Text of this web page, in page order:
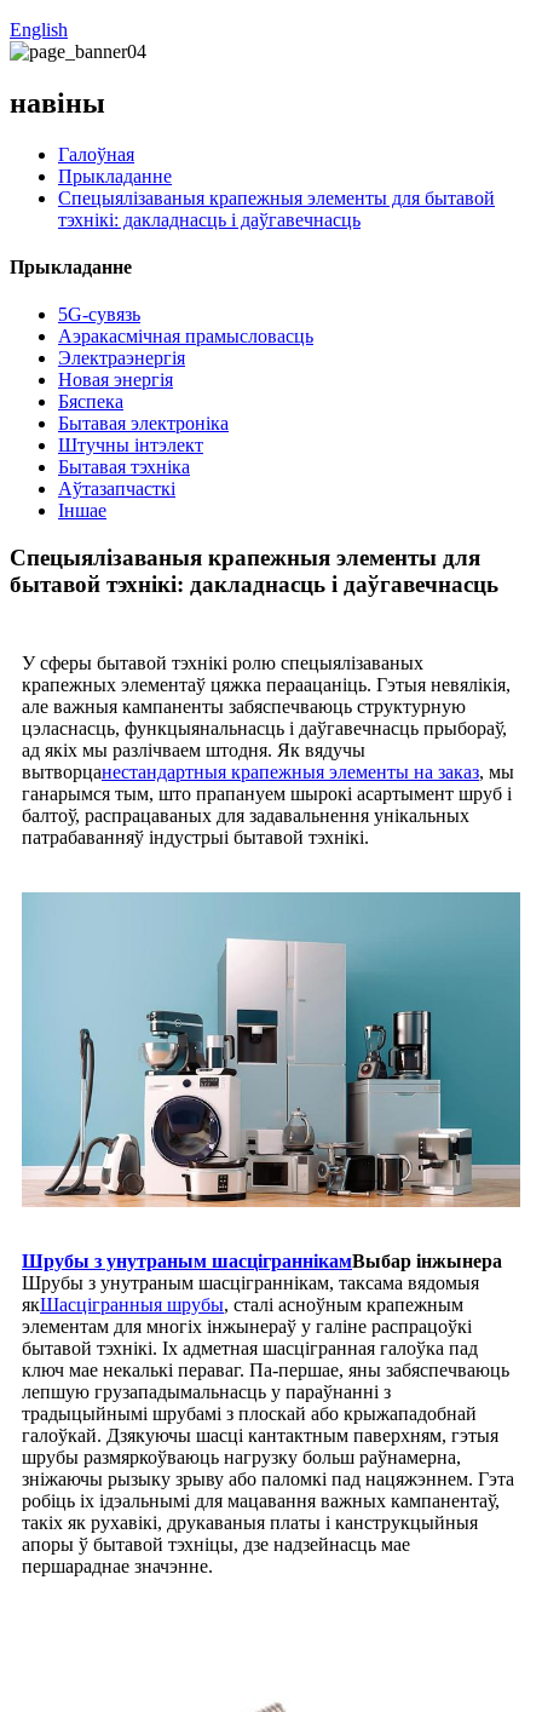
English
навіны
Галоўная
Прыкладанне
Спецыялізаваныя крапежныя элементы для бытавой
тэхнікі: дакладнасць і даўгавечнасць
Прыкладанне
5G-сувязь
Аэракасмічная прамысловасць
Электраэнергія
Новая энергія
Бяспека
Бытавая электроніка
Штучны інтэлект
Бытавая тэхніка
Аўтазапчасткі
Іншае
Спецыялізаваныя крапежныя элементы для
бытавой тэхнікі: дакладнасць і даўгавечнасць
У сферы бытавой тэхнікі ролю спецыялізаваных
крапежных элементаў цяжка пераацаніць. Гэтыя невялікія,
але важныя кампаненты забяспечваюць структурную
цэласнасць, функцыянальнасць і даўгавечнасць прыбораў,
ад якіх мы разлічваем штодня. Як вядучы
вытворцанестандартныя крапежныя элементы на заказ, мы
ганарымся тым, што прапануем шырокі асартымент шруб і
балтоў, распрацаваных для задавальнення унікальных
патрабаванняў індустрыі бытавой тэхнікі.
Шрубы з унутраным шасціграннікамВыбар інжынера
Шрубы з унутраным шасціграннікам, таксама вядомыя
якШасцігранныя шрубы, сталі асноўным крапежным
элементам для многіх інжынераў у галіне распрацоўкі
бытавой тэхнікі. Іх адметная шасцігранная галоўка пад
ключ мае некалькі пераваг. Па-першае, яны забяспечваюць
лепшую грузападымальнасць у параўнанні з
традыцыйнымі шрубамі з плоскай або крыжападобнай
галоўкай. Дзякуючы шасці кантактным паверхням, гэтыя
шрубы размяркоўваюць нагрузку больш раўнамерна,
зніжаючы рызыку зрыву або паломкі пад нацяжэннем. Гэта
робіць іх ідэальнымі для мацавання важных кампанентаў,
такіх як рухавікі, друкаваныя платы і канструкцыйныя
апоры ў бытавой тэхніцы, дзе надзейнасць мае
першараднае значэнне.